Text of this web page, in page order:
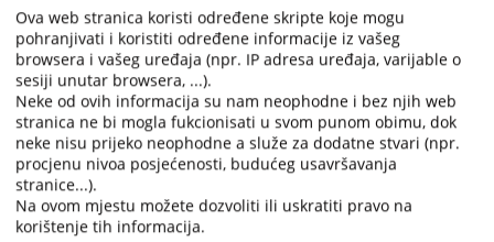
3. U drugim predmetima
a) da sprovodi izvršni postupak,
b) da određuje mjere obezbjeđenja
c) da obavlja zemljišnoknjižne poslove,
d) da pruža pravnu pomoć sudovima u Bosni i
Hercegovini,
e) da vrši druge poslove određene zakonom.
Nadležnost, unutrašnje uređenje i rad suda regulisani
Ova web stranica koristi određene skripte koje mogu
pohranjivati i koristiti određene informacije iz vašeg
browsera i vašeg uređaja (npr. IP adresa uređaja, varijable o
sesiji unutar browsera, ...).
Neke od ovih informacija su nam neophodne i bez njih web
stranica ne bi mogla fukcionisati u svom punom obimu, dok
neke nisu prijeko neophodne a služe za dodatne stvari (npr.
procjenu nivoa posjećenosti, budućeg usavršavanja
stranice...).
Na ovom mjestu možete dozvoliti ili uskratiti pravo na
korištenje tih informacija.